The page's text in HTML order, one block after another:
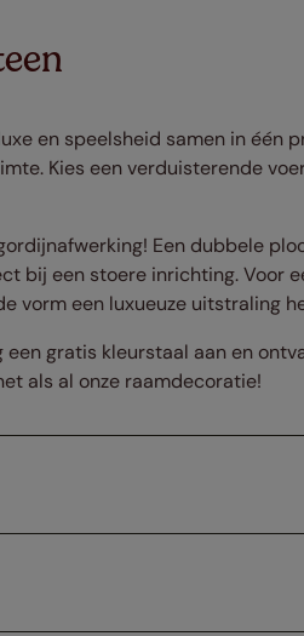
en speelsheid samen in één
Kies een verduisterende
Een dubbele
bij een stoere inrichting. Voor
vorm een luxueuze uitstraling
gratis kleurstaal aan en
als al onze raamdecoratie!